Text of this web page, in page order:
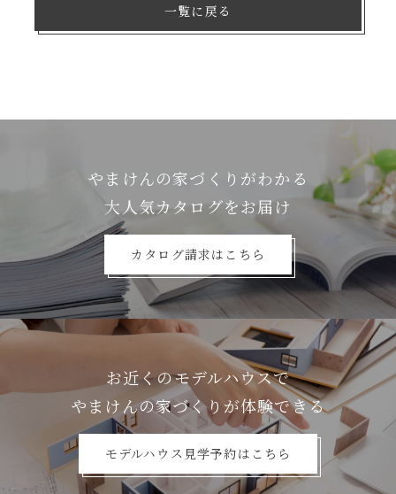
一覧に戻る
やまけんの家づくりがわかる
⼤⼈気カタログをお届け
カタログ請求はこちら
お近くのモデルハウスで
やまけんの家づくりが体験できる
モデルハウス見学予約はこちら